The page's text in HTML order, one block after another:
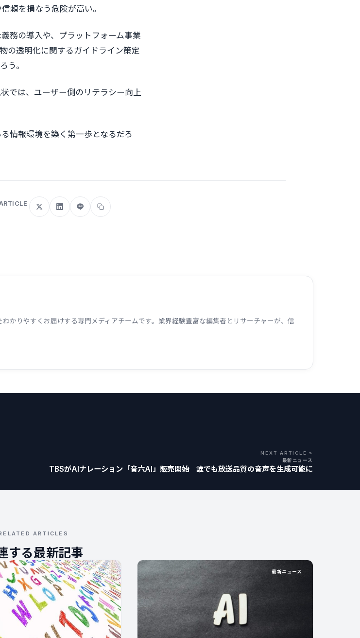
頼を損なう危険が高い。
務の導入や、プラットフォーム事業
の透明化に関するガイドライン策定
う。
では、ユーザー側のリテラシー向上
情報環境を築く第一歩となるだろ
かりやすくお届けする専門メディアチームです。業界経験豊富な編集者とリサーチャーが、信
NEXT ARTICLE »
最新ニュース
TBSがAIナレーション「音六AI」販売開始 誰でも放送品質の音声を生成可能に
ARTICLES
する最新記事
最新ニュース 最新ニュース